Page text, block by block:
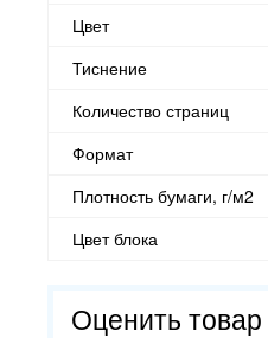
Цвет
Тиснение
Количество страниц
Формат
Плотность бумаги, г/м2
Цвет блока
Оценить товар